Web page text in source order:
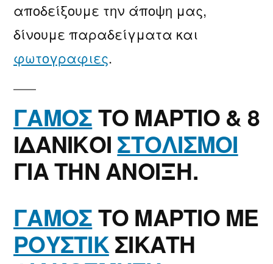
αποδείξουμε την άποψη μας,
δίνουμε παραδείγματα και
φωτογραφιες.
ΓΑΜΟΣΤΟ ΜΑΡΤΙΟ & 8
ΙΔΑΝΙΚΟΙ ΣΤΟΛΙΣΜΟΙ
ΓΙΑ ΤΗΝ ΑΝΟΙΞΗ.
ΓΑΜΟΣΤΟ ΜΑΡΤΙΟ ΜΕ
ΡΟΥΣΤΙΚΣΙΚΑΤΗ